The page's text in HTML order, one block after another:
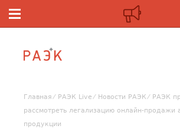
Главная РАЭК Live Новости РАЭК
РАЭК
рассмотреть легализацию онлайн-продажи
продукции